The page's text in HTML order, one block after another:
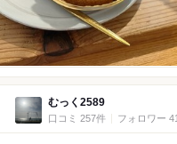
むっく2589
口コミ 257件 フォロワー